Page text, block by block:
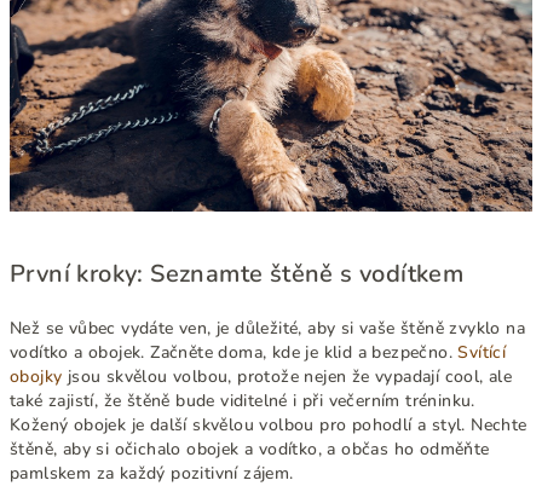
První kroky: Seznamte štěně s vodítkem
Než se vůbec vydáte ven, je důležité, aby si vaše štěně zvyklo na
vodítko a obojek. Začněte doma, kde je klid a bezpečno.Svítící
obojky jsou skvělou volbou, protože nejen že vypadají cool, ale
také zajistí, že štěně bude viditelné i při večerním tréninku.
Kožený obojek je další skvělou volbou pro pohodlí a styl. Nechte
štěně, aby si očichalo obojek a vodítko, a občas ho odměňte
pamlskem za každý pozitivní zájem.